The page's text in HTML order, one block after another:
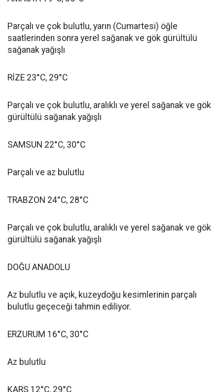
Parçalı ve çok bulutlu, yarın (Cumartesi) öğle
saatlerinden sonra yerel sağanak ve gök gürültülü
sağanak yağışlı
RİZE 23°C, 29°C
Parçalı ve çok bulutlu, aralıklı ve yerel sağanak ve gök
gürültülü sağanak yağışlı
SAMSUN 22°C, 30°C
Parçalı ve az bulutlu
TRABZON 24°C, 28°C
Parçalı ve çok bulutlu, aralıklı ve yerel sağanak ve gök
gürültülü sağanak yağışlı
DOĞU ANADOLU
Az bulutlu ve açık, kuzeydoğu kesimlerinin parçalı
bulutlu geçeceği tahmin ediliyor.
ERZURUM 16°C, 30°C
Az bulutlu
KARS 12°C, 29°C